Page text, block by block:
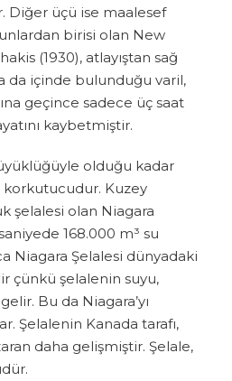
Diğer üçü ise maalesef
birisi olan New
(1930), atlayıştan sağ
da içinde bulunduğu varil,
geçince sadece üç saat
kaybetmiştir.
olduğu kadar
Kuzey
şelalesi olan Niagara
168.000 m³ su
Niagara Şelalesi dünyadaki
çünkü şelalenin suyu,
Bu da Niagara’yı
Şelalenin Kanada tarafı,
daha gelişmiştir. Şelale,